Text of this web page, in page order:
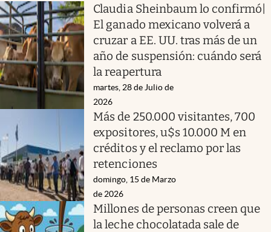
Claudia Sheinbaum lo confirmó|
El ganado mexicano volverá a
cruzar a EE. UU. tras más de un
año de suspensión: cuándo será
la reapertura
martes, 28 de Julio de
2026
Más de 250.000 visitantes, 700
expositores, u$s 10.000 M en
créditos y el reclamo por las
retenciones
domingo, 15 de Marzo
de 2026
Millones de personas creen que
la leche chocolatada sale de